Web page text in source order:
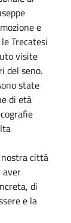
e
Trecatesi
visite
del seno.
state
di età
nostra città
aver
di
e la